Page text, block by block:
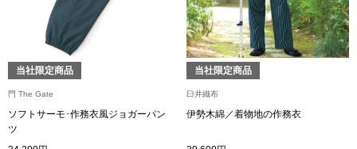
アクセサリー
ン雑貨
Tシャツ／カッ
ポロシャツ
当社限定商品
門 The Gate
ソフトサーモ･作務衣風ジョガーパン
ツ
当社限定商品
臼井織布
伊勢木綿／着物地の作務衣